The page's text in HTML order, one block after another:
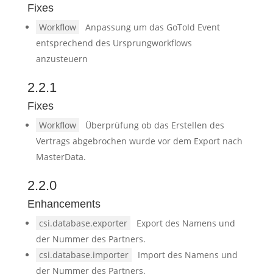
Fixes
Workflow
Anpassung um das GoToId Event
entsprechend des Ursprungworkflows
anzusteuern
2.2.1
Fixes
Workflow
Überprüfung ob das Erstellen des
Vertrags abgebrochen wurde vor dem Export nach
MasterData.
2.2.0
Enhancements
csi.database.exporter
Export des Namens und
der Nummer des Partners.
csi.database.importer
Import des Namens und
der Nummer des Partners.